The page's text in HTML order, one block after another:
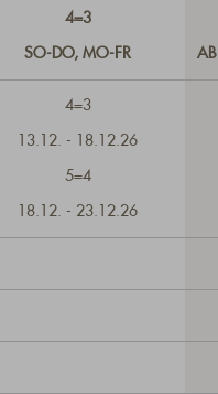
4=3
SO-DO, MO-FR
4=3
13.12. - 18.12.26
5=4
18.12. - 23.12.26